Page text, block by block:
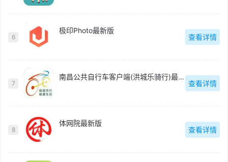
6
极印Photo最新版
查看详情
7
南昌公共自行车客户端(洪城乐骑行)最新版
查看详情
8
体网院最新版
查看详情